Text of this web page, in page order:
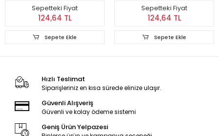
Sepetteki Fiyat
124,64 TL
Sepete Ekle
Sepetteki Fiyat
124,64 TL
Sepete Ekle
Hızlı Teslimat
Siparişleriniz en kısa sürede elinize ulaşır.
Güvenli Alışveriş
Güvenli ve kolay ödeme sistemi
Geniş Ürün Yelpazesi